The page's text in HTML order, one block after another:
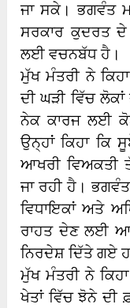
ਜਾ ਸਕੇ। ਭਗਵੰਤ
ਸਰਕਾਰ ਕੁਦਰਤ ਦੇ
ਲਈ ਵਚਨਬੱਧ ਹੈ।
ਮੁੱਖ ਮੰਤਰੀ ਨੇ
ਦੀ ਘੜੀ ਵਿੱਚ
ਨੇਕ ਕਾਰਜ ਲਈ
ਉਨ੍ਹਾਂ ਕਿਹਾ ਕਿ
ਆਖਰੀ ਵਿਅਕਤੀ
ਜਾ ਰਹੀ ਹੈ।
ਵਿਧਾਇਕਾਂ ਅਤੇ
ਰਾਹਤ ਦੇਣ ਲਈ
ਨਿਰਦੇਸ਼ ਦਿੱਤੇ ਗਏ
ਮੁੱਖ ਮੰਤਰੀ ਨੇ
ਖੇਤਾਂ ਵਿੱਚ ਝੋਨੇ ਦੀ